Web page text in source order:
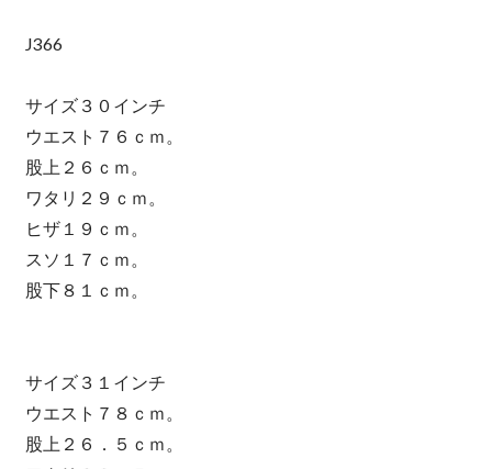
J366
サイズ３０インチ
ウエスト７６ｃｍ。
股上２６ｃｍ。
ワタリ２９ｃｍ。
ヒザ１９ｃｍ。
スソ１７ｃｍ。
股下８１ｃｍ。
サイズ３１インチ
ウエスト７８ｃｍ。
股上２６．５ｃｍ。